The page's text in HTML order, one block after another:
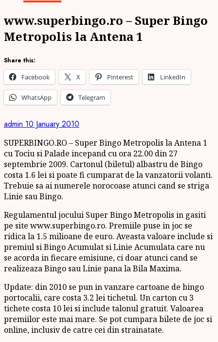
www.superbingo.ro – Super Bingo
Metropolis la Antena 1
Share this:
Facebook
X Pinterest LinkedIn
WhatsApp Telegram
admin 10 January 2010
SUPERBINGO.RO – Super Bingo Metropolis la Antena 1
cu Tociu si Palade incepand cu ora 22.00 din 27
septembrie 2009. Cartonul (biletul) albastru de Bingo
costa 1.6 lei si poate fi cumparat de la vanzatorii volanti.
Trebuie sa ai numerele norocoase atunci cand se striga
Linie sau Bingo.
Regulamentul jocului Super Bingo Metropolis in gasiti
pe site www.superbingo.ro. Premiile puse in joc se
ridica la 1.5 milioane de euro. Aveasta valoare include si
premiul si Bingo Acumulat si Linie Acumulata care nu
se acorda in fiecare emisiune, ci doar atunci cand se
realizeaza Bingo sau Linie pana la Bila Maxima.
Update: din 2010 se pun in vanzare cartoane de bingo
portocalii, care costa 3.2 lei tichetul. Un carton cu 3
tichete costa 10 lei si include talonul gratuit. Valoarea
premiilor este mai mare. Se pot cumpara bilete de joc si
online, inclusiv de catre cei din strainatate.